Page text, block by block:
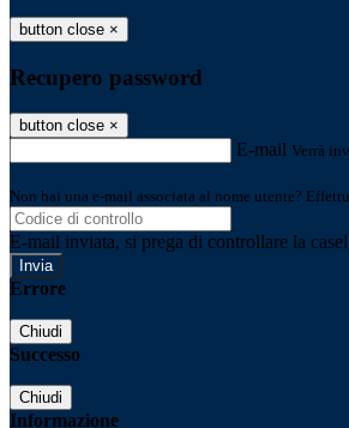
button close ×
Recupero password
button close ×
E-mail Verrà
Non hai una e-mail associata al nome utente?
E-mail inviata, si prega di controllare la
Errore
Chiudi
Successo
Chiudi
Informazione